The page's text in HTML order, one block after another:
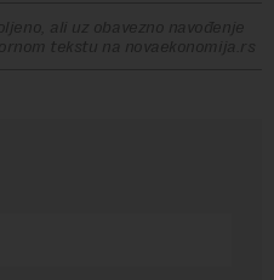
ali uz obavezno navođenje
tekstu na novaekonomija.rs